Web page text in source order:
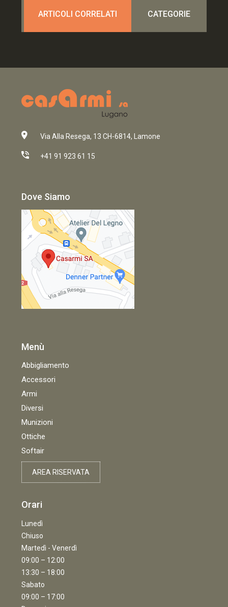
ARTICOLI CORRELATI CATEGORIE
Via Alla Resega, 13 CH-6814, Lamone
+41 91 923 61 15
Dove Siamo
Menù
Abbigliamento
Accessori
Armi
Diversi
Munizioni
Ottiche
Softair
AREA RISERVATA
Orari
Lunedì
Chiuso
Martedì - Venerdì
09:00 – 12:00
13:30 – 18:00
Sabato
09:00 – 17:00